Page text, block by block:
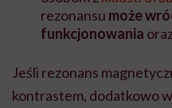
rezonansu może
funkcjonowania
Jeśli rezonans
kontrastem, dodatkowo